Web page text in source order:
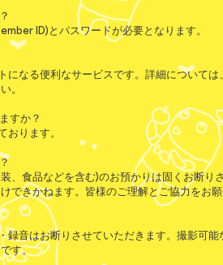
ID)とパスワードが必要となります。
になる便利なサービスです。詳細については
。
すか？
おります。
、食品などを含む)のお預かりは固くお断り
できかねます。皆様のご理解とご協力をお願
録音はお断りさせていただきます。撮影可能
す。